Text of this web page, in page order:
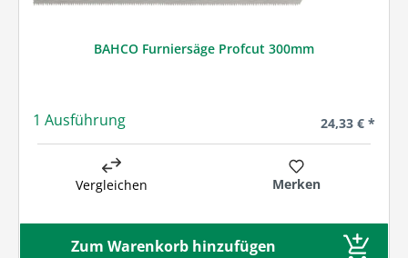
BAHCO Furniersäge Profcut 300mm
1 Ausführung Regulärer
24,33 € *
Vergleichen Merken
Zum Warenkorb hinzufügen